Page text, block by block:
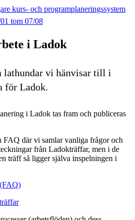
kurs- och programplaneringssystem
tom 07/08
i Ladok
lathundar vi hänvisar till i
för Ladok.
i Ladok tas fram och publiceras
FAQ där vi samlar vanliga frågor och
från Ladokträffar, men i de
träff så ligger själva inspelningen i